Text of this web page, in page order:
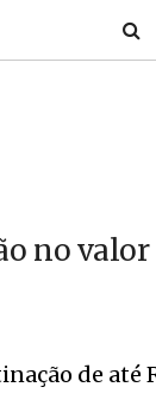
no valor
de até